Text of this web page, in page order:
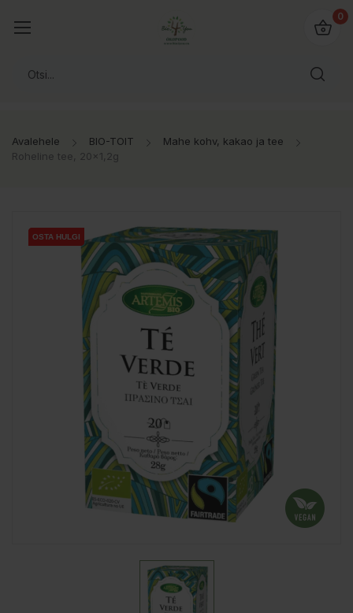
0
Avalehele BIO-TOIT
Mahe kohv, kakao ja tee
Roheline tee, 20x1,2g
OSTA HULGI
OSTA HULGI
OSTA HULGI